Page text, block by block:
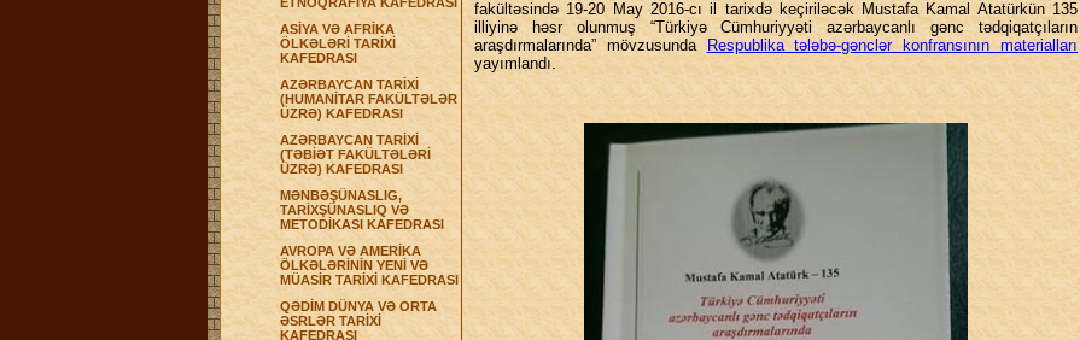
ASİYA VƏ AFRİKA
ÖLKƏLƏRİ TARİXİ
KAFEDRASI
AZƏRBAYCAN TARİXİ
(HUMANİTAR FAKÜLTƏLƏR
ÜZRƏ) KAFEDRASI
AZƏRBAYCAN TARİXİ
(TƏBİƏT FAKÜLTƏLƏRİ
ÜZRƏ) KAFEDRASI
MƏNBƏŞÜNASLIG,
TARİXŞÜNASLIQ VƏ
METODİKASI KAFEDRASI
AVROPA VƏ AMERİKA
ÖLKƏLƏRİNİN YENİ VƏ
MÜASİR TARİXİ KAFEDRASI
QƏDİM DÜNYA VƏ ORTA
ƏSRLƏR TARİXİ
KAFEDRASI
fakültəsində 19-20 May 2016-cı il tarixdə keçiriləcək Mustafa Kamal Atatürkün 135
illiyinə həsr olunmuş “Türkiyə Cümhuriyyəti azərbaycanlı gənc tədqiqatçıların
araşdırmalarında” mövzusundaRespublika tələbə-gənclər konfransının materialları
yayımlandı.